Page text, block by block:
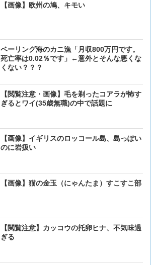
【画像】欧州の鳩、キモい
ベーリング海のカニ漁「月収800万円です。
死亡率は0.02％です」←意外とそんな悪くな
くない？？？
【閲覧注意・画像】毛を剃ったコアラが怖す
ぎるとワイ(35歳無職)の中で話題に
【画像】イギリスのロッコール島、島っぽい
のに岩扱い
【画像】猫の金玉（にゃんたま）すこすこ部
【閲覧注意】カッコウの托卵ヒナ、不気味過
ぎる
【画像】欧州の鳩、キモい
【閲覧注意・画像】毛を剃
ぎるとワイ(35歳無職)の中
【画像】 アメリカのケー
ダーメイドで作成したケー
【動画】男性、ロバにちょ
ベーリング海のカニ漁「月
【動画】虎さん、飼い慣ら